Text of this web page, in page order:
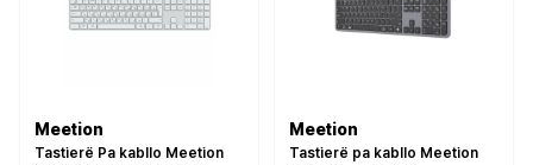
Meetion
Tastierë Pa kabllo Meetion
Meetion
Tastierë pa kabllo Meetion